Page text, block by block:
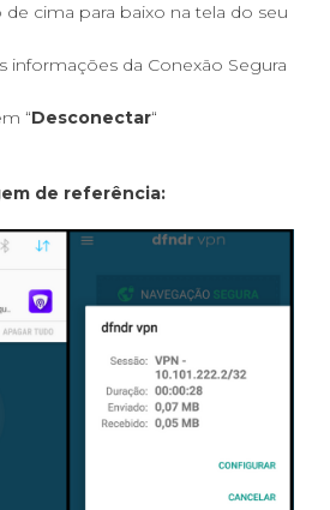
de cima para baixo na tela do seu
informações da Conexão Segura
“Desconectar“
de referência: